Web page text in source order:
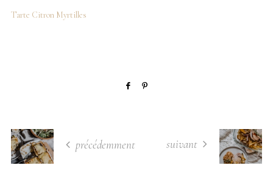
Tarte Citron Myrtilles
précédemment suivant